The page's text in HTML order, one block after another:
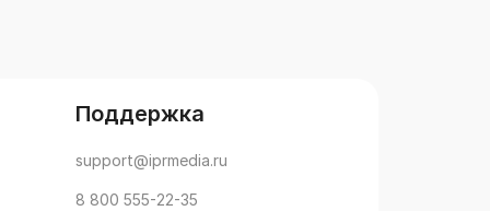
Поддержка
support@iprmedia.ru
8 800 555-22-35